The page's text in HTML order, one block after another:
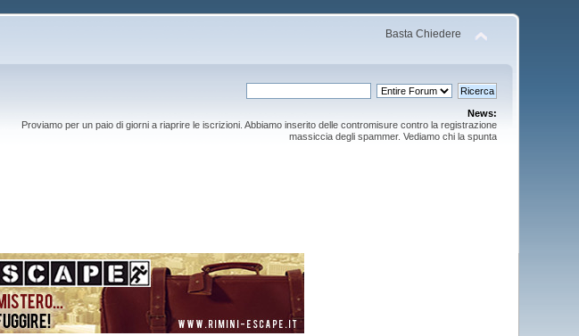
Basta Chiedere
News:
Proviamo per un paio di giorni a riaprire le iscrizioni. Abbiamo inserito delle contromisure contro la registrazione
massiccia degli spammer. Vediamo chi la spunta